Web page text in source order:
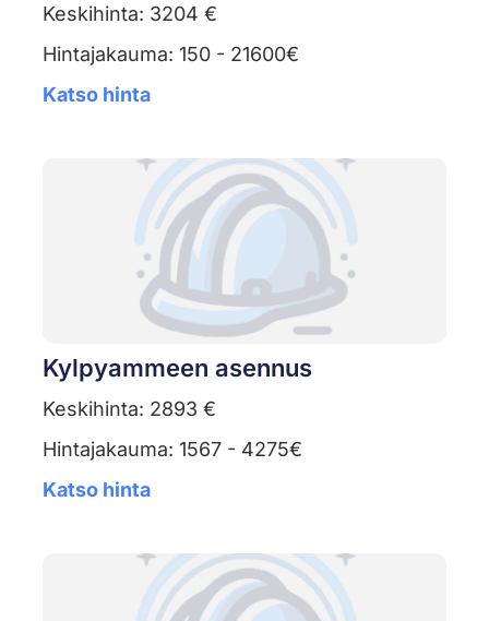
Keskihinta: 3204 €
Hintajakauma: 150 - 21600€
Katso hinta
Kylpyammeen asennus
Keskihinta: 2893 €
Hintajakauma: 1567 - 4275€
Katso hinta